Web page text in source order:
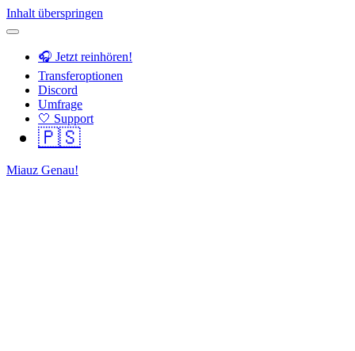
Inhalt überspringen
🎧 Jetzt reinhören!
Transferoptionen
Discord
Umfrage
🤍 Support
🇵🇸
Miauz Genau!